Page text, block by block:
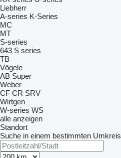
Liebherr
A-series K-Series
MC
MT
S-series
643 S series
TB
Vögele
AB Super
Weber
CF CR SRV
Wirtgen
W-series WS
alle anzeigen
Standort
Suche in einem bestimmten Umkreis